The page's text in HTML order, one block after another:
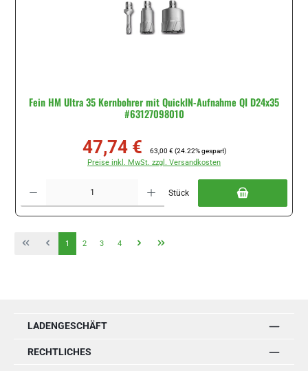
Fein HM Ultra 35 Kernbohrer mit QuickIN-Aufnahme QI D24x35
#63127098010
Verkaufspreis:
47,74 € 63,00 € (24.22% gespart)
Preise inkl. MwSt. zzgl. Versandkosten
Stück
Seite
1 Seite
2 Seite
3 Seite
4
LADENGESCHÄFT
RECHTLICHES